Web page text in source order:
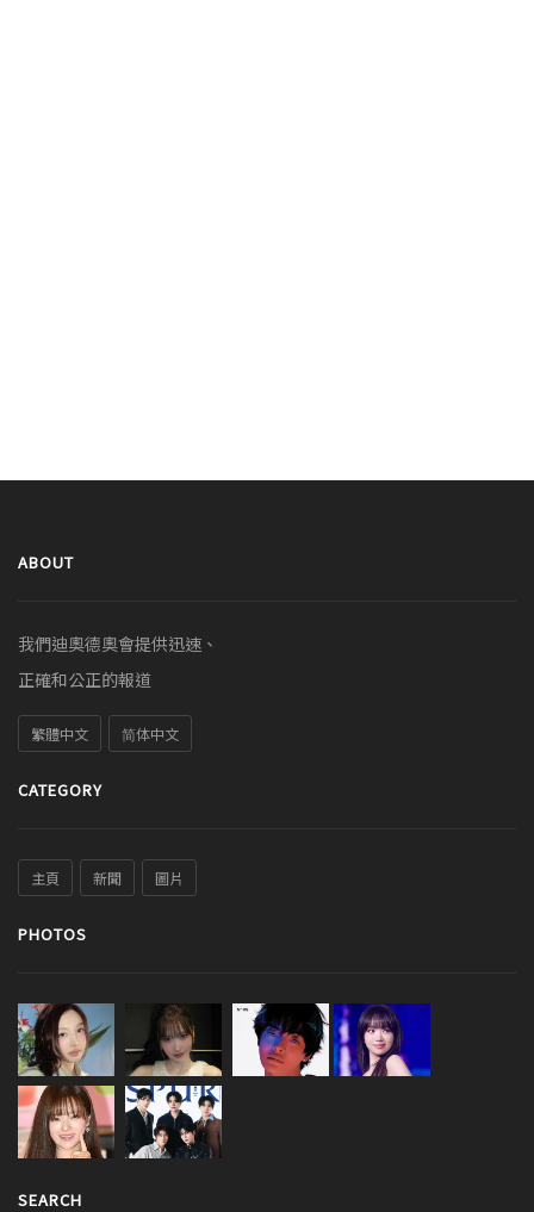
ABOUT
我們迪奧德奧會提供迅速、
正確和公正的報道
繁體中文 简体中文
CATEGORY
主頁 新聞 圖片
PHOTOS
SEARCH